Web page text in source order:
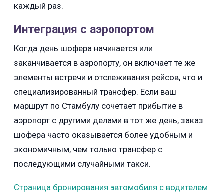
каждый раз.
Интеграция с аэропортом
Когда день шофера начинается или
заканчивается в аэропорту, он включает те же
элементы встречи и отслеживания рейсов, что и
специализированный трансфер. Если ваш
маршрут по Стамбулу сочетает прибытие в
аэропорт с другими делами в тот же день, заказ
шофера часто оказывается более удобным и
экономичным, чем только трансфер с
последующими случайными такси.
Страница бронирования автомобиля с водителем